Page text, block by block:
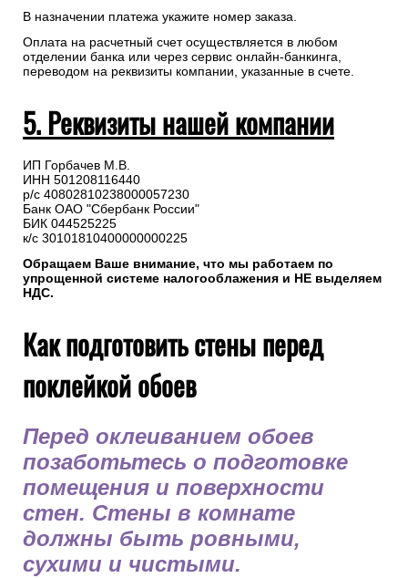
В назначении платежа укажите номер заказа.
Оплата на расчетный счет осуществляется в любом
отделении банка или через сервис онлайн-банкинга,
переводом на реквизиты компании, указанные в счете.
5. Реквизиты нашей компании
ИП Горбачев М.В.
ИНН 501208116440
р/с 40802810238000057230
Банк ОАО "Сбербанк России"
БИК 044525225
к/с 30101810400000000225
Обращаем Ваше внимание, что мы работаем по
упрощенной системе налогооблажения и НЕ выделяем
НДС.
Как подготовить стены перед
поклейкой обоев
Перед оклеиванием обоев
позаботьтесь о подготовке
помещения и поверхности
стен. Стены в комнате
должны быть ровными,
сухими и чистыми.